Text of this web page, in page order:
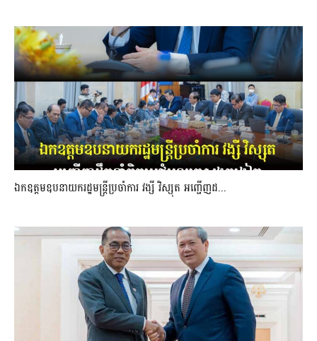
ឯកឧត្តមឧបនាយករដ្ឋមន្រ្តីប្រចាំការ វង្សី វិស្សុត អញ្ជើញដ...